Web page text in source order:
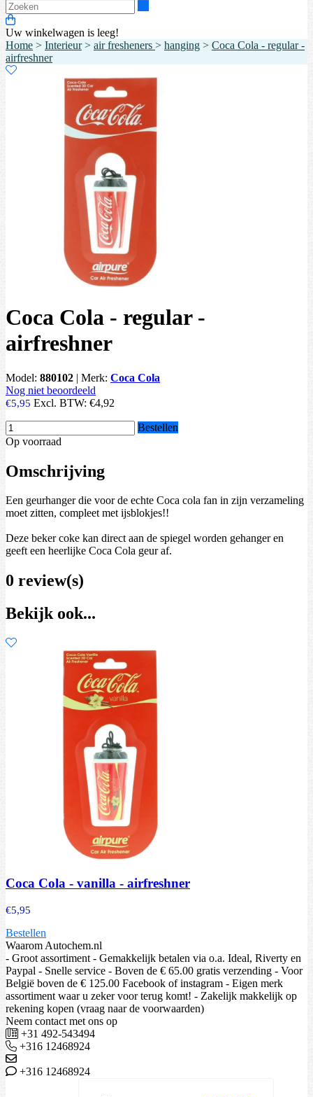
Uw winkelwagen is leeg!
Home > Interieur> air fresheners > hanging > Coca Cola - regular -
airfreshner
Coca Cola - regular -
airfreshner
Model: 880102 | Merk: Coca Cola
Nog niet beoordeeld
€5,95 Excl. BTW: €4,92
Bestellen
Op voorraad
Omschrijving
Een geurhanger die voor de echte Coca cola fan in zijn verzameling
moet zitten, compleet met ijsblokjes!!
Deze beker coke kan direct aan de spiegel worden gehanger en
geeft een heerlijke Coca Cola geur af.
0 review(s)
Bekijk ook...
Coca Cola - vanilla - airfreshner
€5,95
Bestellen
Waarom Autochem.nl
- Groot assortiment - Gemakkelijk betalen via o.a. Ideal, Riverty en
Paypal - Snelle service - Boven de € 65.00 gratis verzending - Voor
België boven de € 125.00 Facebook of instagram - Eigen merk
assortiment waar u zeker voor terug komt! - Zakelijk makkelijk op
rekening kopen (vraag naar de voorwaarden)
Neem contact met ons op
+31 492-543494
+316 12468924
+316 12468924